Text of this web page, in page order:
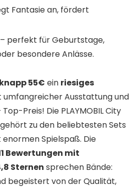
Fantasie an, fördert
perfekt für Geburtstage,
besondere Anlässe.
knapp 55€ ein riesiges
umfangreicher Ausstattung und
Preis! Die PLAYMOBIL City
zu den beliebtesten Sets
Spielspaß. Die
Bewertungen mit
Sternen sprechen Bände:
begeistert von der Qualität,